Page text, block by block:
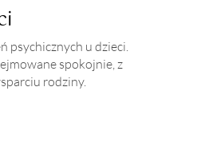
psychicznych u dzieci.
spokojnie, z
rodziny.